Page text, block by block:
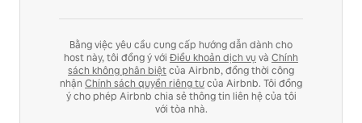
Bằng việc yêu cầu cung cấp hướng dẫn dành cho
host này, tôi đồng ý với Điều khoản dịch vụ và Chính
sách không phân biệtcủa Airbnb, đồng thời công
nhận Chính sách quyền riêng tưcủa Airbnb. Tôi đồng
ý cho phép Airbnb chia sẻ thông tin liên hệ của tôi
với tòa nhà.